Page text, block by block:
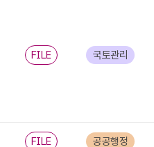
FILE 국토관리
FILE 공공행정